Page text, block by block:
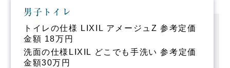
男子トイレ
トイレの仕様 LIXIL アメージュZ 参考定価
金額 18万円
洗面の仕様LIXIL どこでも手洗い 参考定価
金額30万円